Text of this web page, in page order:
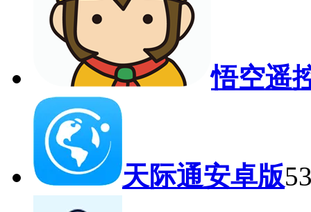
悟空遥
天际通安卓版